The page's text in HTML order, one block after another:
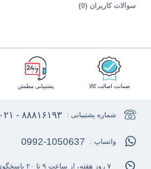
سوالات کاربران (0)
ضمانت اصالت کالا پشتیبانی مطمئن
شماره پشتیبانی : ۸۸۸۱۶۱۹۳ - ۰۲۱
واتساپ : 0992-1050637
۷ روز هفته، از ساعت ۹ تا ۲۰ پاسخگوی شما هستیم